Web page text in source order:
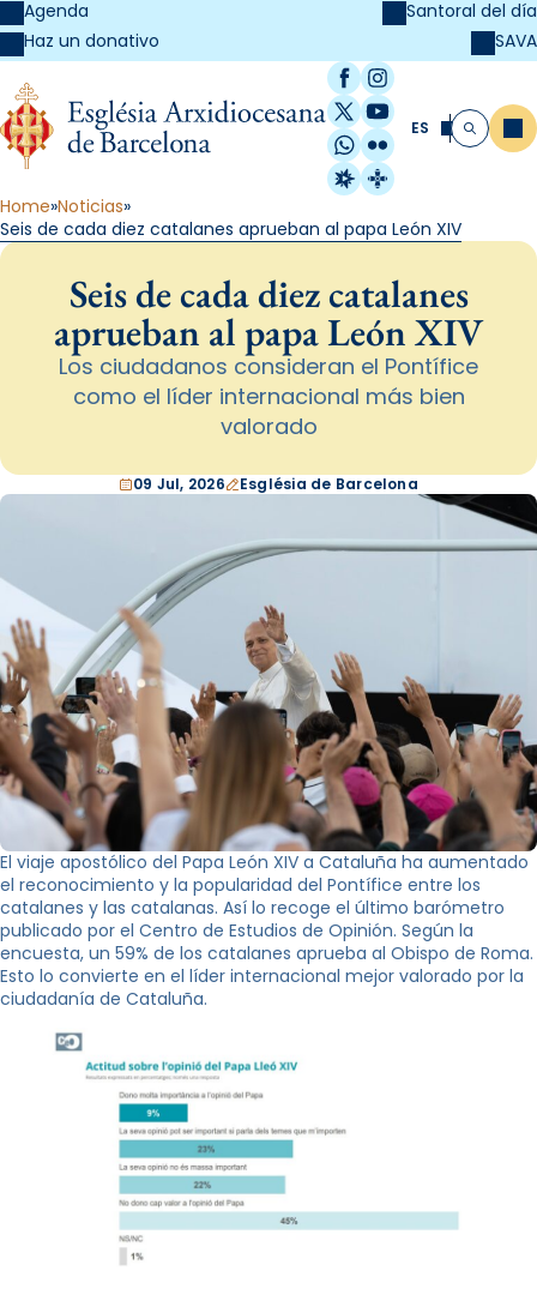
Agenda
Haz un donativo
Santoral del día
SAVA
Facebook
Instagram
X / Twitter
YouTube
WhatsApp
Flickr
Radio Estel
Catalunya
ES Buscar
Home Noticias
Seis de cada diez catalanes aprueban al papa León XIV
Seis de cada diez catalanes
aprueban al papa León XIV
Los ciudadanos consideran el Pontífice
como el líder internacional más bien
valorado
09 Jul, 2026 Església de Barcelona
El viaje apostólico del Papa León XIV a Cataluña ha aumentado
el reconocimiento y la popularidad del Pontífice entre los
catalanes y las catalanas. Así lo recoge el último barómetro
publicado por el Centro de Estudios de Opinión. Según la
encuesta, un 59% de los catalanes aprueba al Obispo de Roma.
Esto lo convierte en el líder internacional mejor valorado por la
ciudadanía de Cataluña.